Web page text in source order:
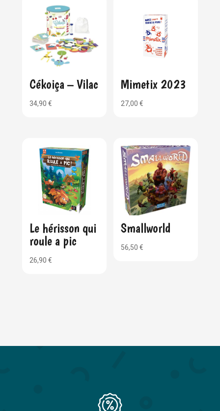
Cékoiça – Vilac
34,90 €
Mimetix 2023
27,00€
Le hérisson qui
roule a pic
26,90 €
Smallworld
56,50€